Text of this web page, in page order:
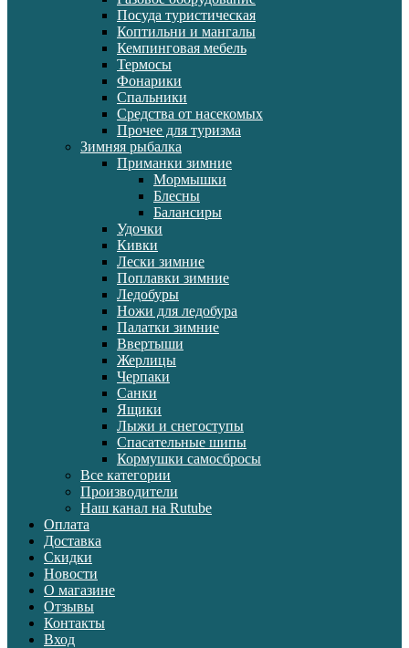
Посуда туристическая
Коптильни и мангалы
Кемпинговая мебель
Термосы
Фонарики
Спальники
Средства от насекомых
Прочее для туризма
Зимняя рыбалка
Приманки зимние
Мормышки
Блесны
Балансиры
Удочки
Кивки
Лески зимние
Поплавки зимние
Ледобуры
Ножи для ледобура
Палатки зимние
Ввертыши
Жерлицы
Черпаки
Санки
Ящики
Лыжи и снегоступы
Спасательные шипы
Кормушки самосбросы
Все категории
Производители
Наш канал на Rutube
Оплата
Доставка
Скидки
Новости
О магазине
Отзывы
Контакты
Вход